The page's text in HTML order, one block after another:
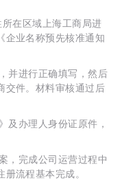
在区域上海工商局进
企业名称预先核准通知
进行正确填写，然后
交件。材料审核通过后
办理人身份证原件，
完成公司运营过程中
流程基本完成。